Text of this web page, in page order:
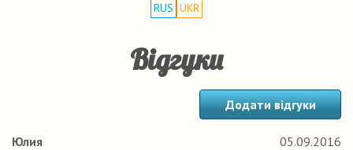
RUS UKR
Відгуки
Додати відгуки
Юлия
05.09.2016